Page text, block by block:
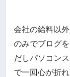
会社の給料以
のみでブログ
だしパソコン
で一回心が折